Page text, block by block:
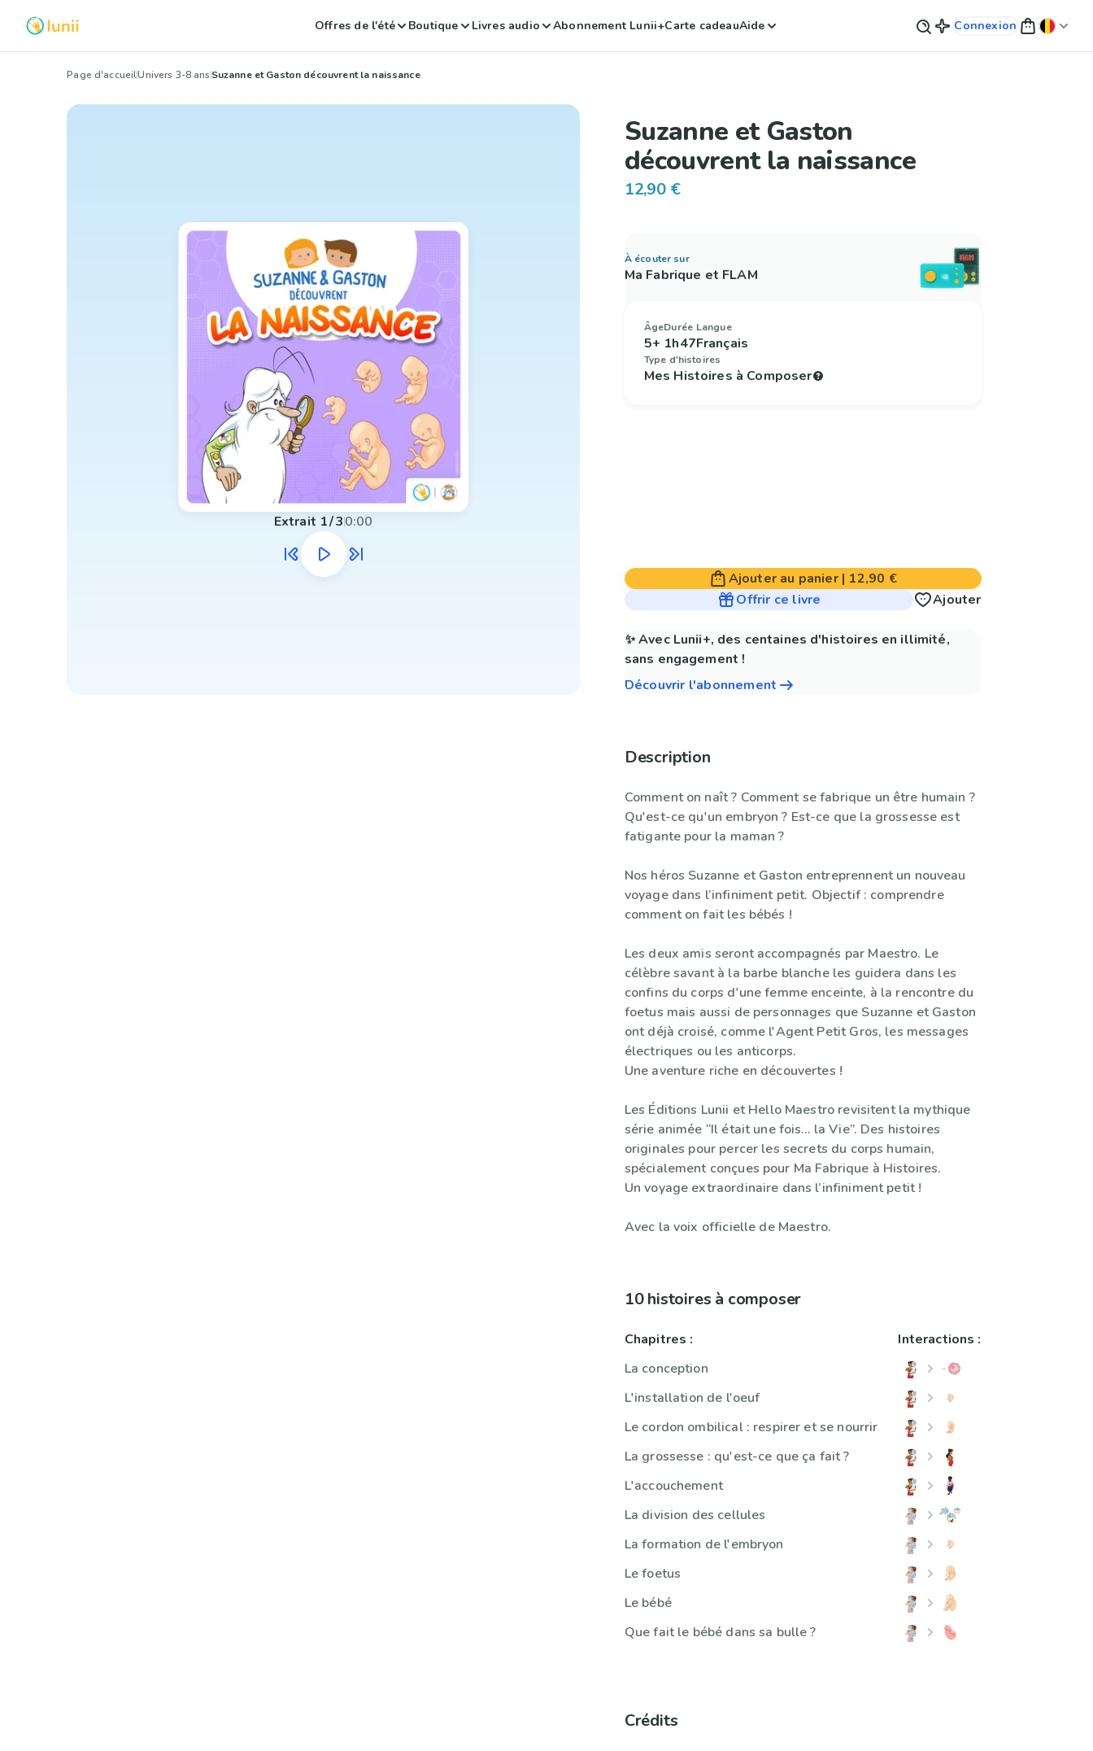
Offres de l'été Boutique Livres audio Abonnement Lunii+Carte cadeauAide Connexion
Page d'accueilUnivers 3-8 ansSuzanne et Gaston découvrent la naissance
Extrait 1/30:00
Suzanne et Gaston
découvrent la naissance
12,90 €
À écouter sur
Ma Fabrique et FLAM
Âge
5+
Durée
1h47
Langue
Français
Type d'histoires
Mes Histoires à Composer
Ajouter au panier| 12,90 €
Offrir ce livre
Ajouter
✨ Avec Lunii+, des centaines d'histoires en illimité,
sans engagement !
Découvrir l'abonnement
Description
Comment on naît ? Comment se fabrique un être humain ?
Qu'est-ce qu'un embryon ? Est-ce que la grossesse est
fatigante pour la maman ?
Nos héros Suzanne et Gaston entreprennent un nouveau
voyage dans l’infiniment petit. Objectif : comprendre
comment on fait les bébés !
Les deux amis seront accompagnés par Maestro. Le
célèbre savant à la barbe blanche les guidera dans les
confins du corps d'une femme enceinte, à la rencontre du
foetus mais aussi de personnages que Suzanne et Gaston
ont déjà croisé, comme l'Agent Petit Gros, les messages
électriques ou les anticorps.
Une aventure riche en découvertes !
Les Éditions Lunii et Hello Maestro revisitent la mythique
série animée “Il était une fois… la Vie”. Des histoires
originales pour percer les secrets du corps humain,
spécialement conçues pour Ma Fabrique à Histoires.
Un voyage extraordinaire dans l’infiniment petit !
Avec la voix officielle de Maestro.
10 histoires à composer
Chapitres :
La conception
L'installation de l'oeuf
Le cordon ombilical : respirer et se nourrir
La grossesse : qu'est-ce que ça fait ?
L'accouchement
La division des cellules
La formation de l'embryon
Le foetus
Le bébé
Que fait le bébé dans sa bulle ?
Interactions :
Crédits